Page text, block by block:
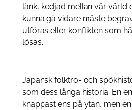
länk, kedjad mellan vår värld
kunna gå vidare måste
utföras eller konflikten som
lösas.
Japansk folktro- och
som dess långa historia. En
knappast ens på ytan, men